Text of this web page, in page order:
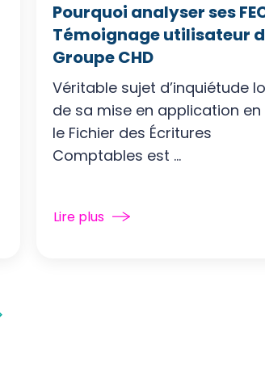
Pourquoi analyser ses
Témoignage utilisateur
Groupe CHD
Véritable sujet d’inquiétude
de sa mise en application en
le Fichier des Écritures
Comptables est ...
Lire plus